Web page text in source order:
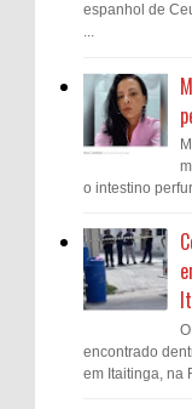
espanhol de
...
o intestino
encontrado
em Itaitinga, na